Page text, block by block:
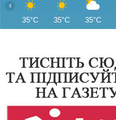
35°C 35°C 35°C
‹